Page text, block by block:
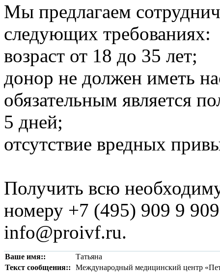
Мы предлагаем
следующих требованиях:
возраст от 18 до 35 лет;
донор не должен иметь
обязательным является
5 дней;
отсутствие вредных
Получить всю
номеру +7 (495) 909 9
info@proivf.ru.
Ваше имя::
Татьяна
Текст сообщения::
Международный медицинский центр